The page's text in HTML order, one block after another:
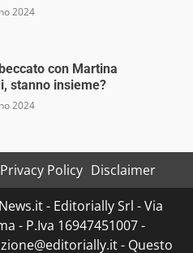
2024
con Martina
stanno insieme?
2024
Privacy Policy Disclaimer
- Editorially Srl - Via
- P.Iva 16947451007 -
- Questo